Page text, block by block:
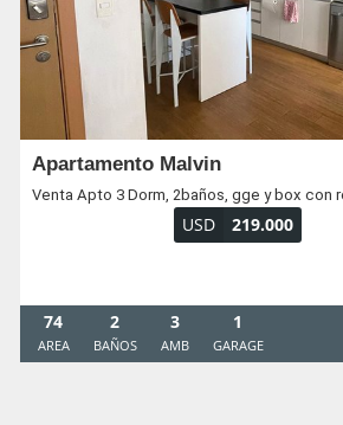
Apartamento Malvin
Venta Apto 3 Dorm, 2baños, gge y box con
USD 219.000
74
AREA
2
BAÑOS
3
AMB
1
GARAGE